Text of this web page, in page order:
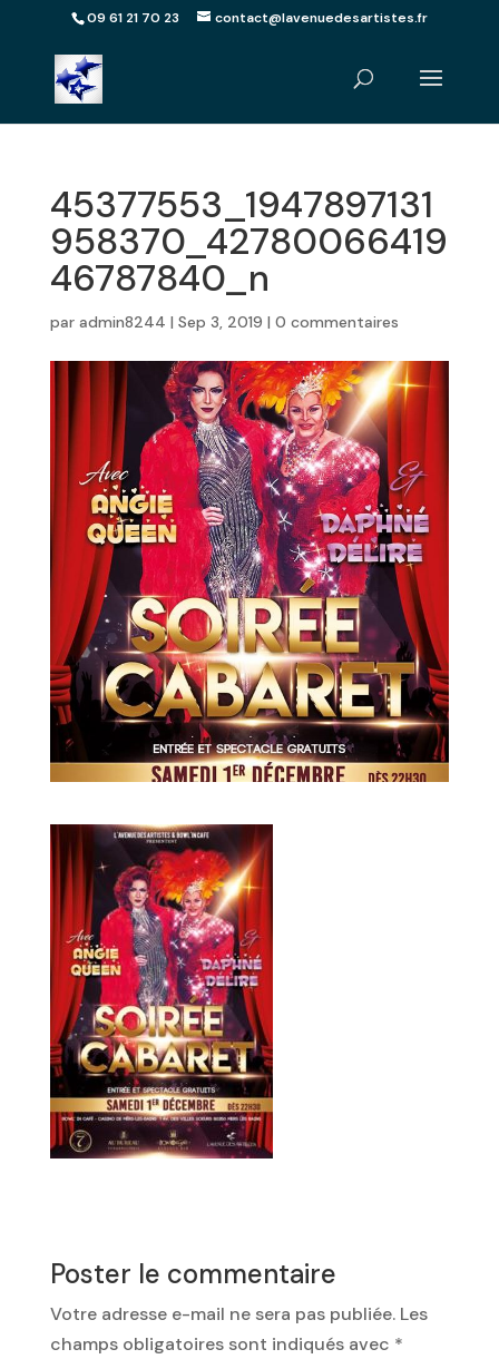
09 61 21 70 23 contact@lavenuedesartistes.fr
45377553_1947897131
958370_42780066419
46787840_n
par admin8244 | Sep 3, 2019 | 0 commentaires
Poster le commentaire
Votre adresse e-mail ne sera pas publiée. Les
champs obligatoires sont indiqués avec *